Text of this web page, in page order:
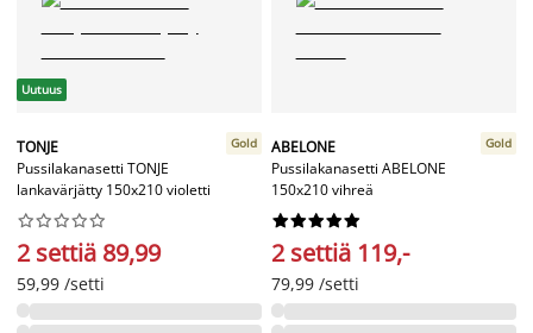
Uutuus
TONJE
Pussilakanasetti TONJE
lankavärjätty 150x210 violetti
Gold






2 settiä 89,99
59,99 /setti
ABELONE
Pussilakanasetti ABELONE
150x210 vihreä
Gold






2 settiä 119,-
79,99 /setti